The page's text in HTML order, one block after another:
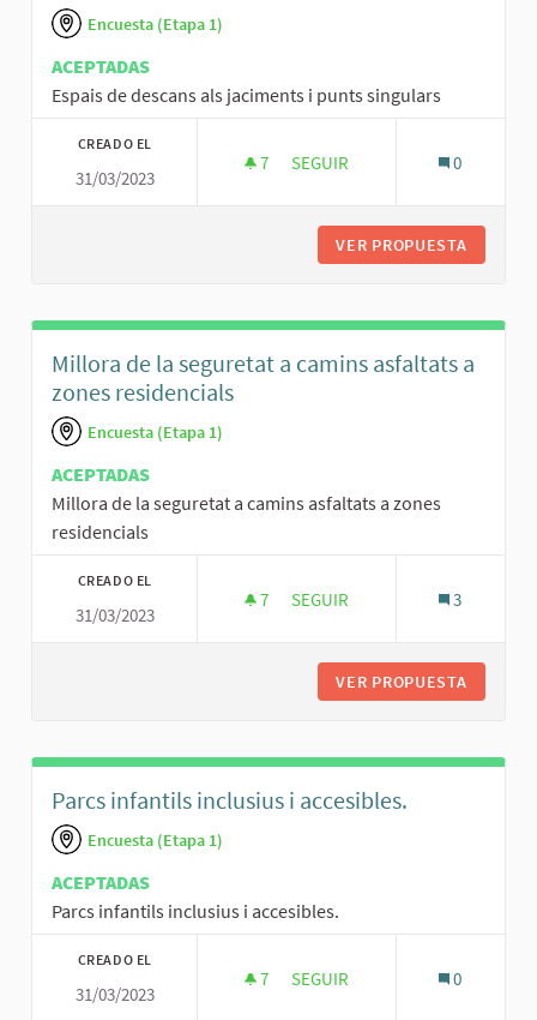
Encuesta (Etapa 1)
ACEPTADAS
Espais de descans als jaciments i punts singulars
CREADO EL
31/03/2023
7 7 SEGUIDORAS
SEGUIR 0
VER PROPUESTA
Millora de la seguretat a camins asfaltats a
zones residencials
Encuesta (Etapa 1)
ACEPTADAS
Millora de la seguretat a camins asfaltats a zones
residencials
CREADO EL
31/03/2023
7 7 SEGUIDORAS
SEGUIR 3
VER PROPUESTA
Parcs infantils inclusius i accesibles.
Encuesta (Etapa 1)
ACEPTADAS
Parcs infantils inclusius i accesibles.
CREADO EL
31/03/2023
7 7 SEGUIDORAS
SEGUIR 0